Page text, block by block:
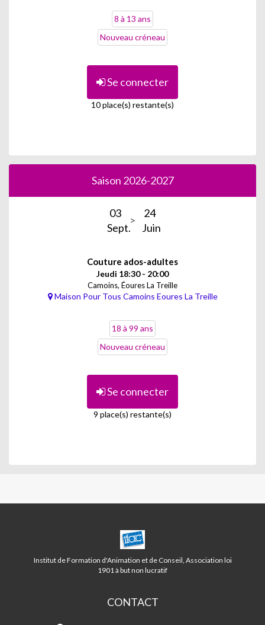
8 à 13 ans
Nouveau créneau
Se connecter
10 place(s) restante(s)
Saison 2026-2027
03
Sept.
24
Juin
Couture ados-adultes
Jeudi 18:30 - 20:00
Camoins, Éoures La Treille
Maison Pour Tous Camoins Eoures La Treille
18 à 99 ans
Nouveau créneau
Se connecter
9 place(s) restante(s)
CENTRE
CAMOINS/EOURES
LA
TREILLE
Institut de Formation d'Animation et de Conseil, Association loi
1901 à but non lucratif
CONTACT